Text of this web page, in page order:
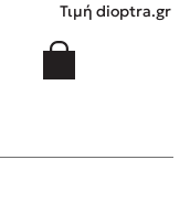
Τιμή dioptra.gr